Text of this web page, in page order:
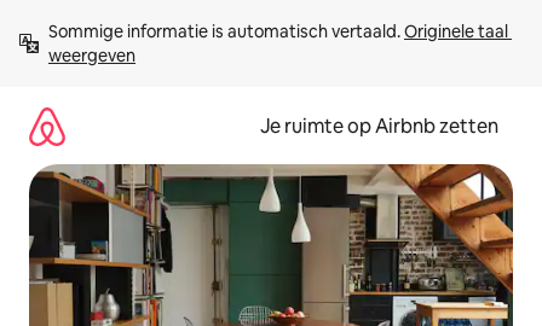
direct
naar
Sommige informatie is automatisch vertaald. Originele taal
weergeven
Je ruimte op Airbnb zetten